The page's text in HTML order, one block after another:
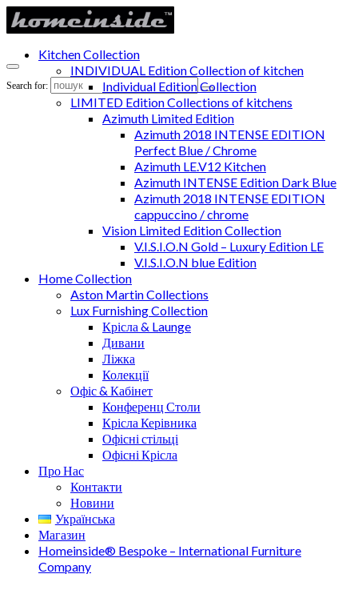
Search for:
Kitchen Collection
INDIVIDUAL Edition Collection of kitchen
Individual Edition Collection
LIMITED Edition Collections of kitchens
Azimuth Limited Edition
Azimuth 2018 INTENSE EDITION
Perfect Blue / Chrome
Azimuth LE.V12 Kitchen
Azimuth INTENSE Edition Dark Blue
Azimuth 2018 INTENSE EDITION
cappuccino / chrome
Vision Limited Edition Collection
V.I.S.I.O.N Gold – Luxury Edition LE
V.I.S.I.O.N blue Edition
Home Collection
Aston Martin Collections
Lux Furnishing Collection
Крісла & Launge
Дивани
Ліжка
Колекції
Офіс & Кабінет
Конференц Столи
Крісла Керівника
Офісні стільці
Офісні Крісла
Про Нас
Контакти
Новини
Українська
Магазин
Homeinside® Bespoke – International Furniture
Company